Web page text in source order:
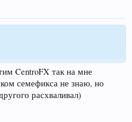
CentroFX так на мне
семефикса не знаю, но
расхваливал)